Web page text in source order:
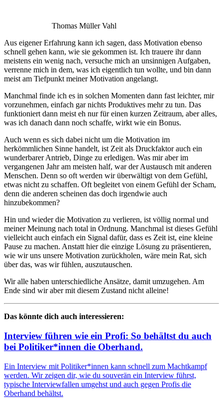
Thomas Müller Vahl
Aus eigener Erfahrung kann ich sagen, dass Motivation ebenso
schnell gehen kann, wie sie gekommen ist. Ich trauere ihr dann
meistens ein wenig nach, versuche mich an unsinnigen Aufgaben,
verrenne mich in dem, was ich eigentlich tun wollte, und bin dann
meist am Tiefpunkt meiner Motivation angelangt.
Manchmal finde ich es in solchen Momenten dann fast leichter, mir
vorzunehmen, einfach gar nichts Produktives mehr zu tun. Das
funktioniert dann meist eh nur für einen kurzen Zeitraum, aber alles,
was ich danach dann noch schaffe, wirkt wie ein Bonus.
Auch wenn es sich dabei nicht um die Motivation im
herkömmlichen Sinne handelt, ist Zeit als Druckfaktor auch ein
wunderbarer Antrieb, Dinge zu erledigen. Was mir aber im
vergangenen Jahr am meisten half, war der Austausch mit anderen
Menschen. Denn so oft werden wir überwältigt von dem Gefühl,
etwas nicht zu schaffen. Oft begleitet von einem Gefühl der Scham,
denn die anderen scheinen das doch irgendwie auch
hinzubekommen?
Hin und wieder die Motivation zu verlieren, ist völlig normal und
meiner Meinung nach total in Ordnung. Manchmal ist dieses Gefühl
vielleicht auch einfach ein Signal dafür, dass es Zeit ist, eine kleine
Pause zu machen. Anstatt hier die einzige Lösung zu präsentieren,
wie wir uns unsere Motivation zurückholen, wäre mein Rat, sich
über das, was wir fühlen, auszutauschen.
Wir alle haben unterschiedliche Ansätze, damit umzugehen. Am
Ende sind wir aber mit diesem Zustand nicht alleine!
Das könnte dich auch interessieren:
Interview führen wie ein Profi: So behältst du auch
bei Politiker*innen die Oberhand.
Ein Interview mit Politiker*innen kann schnell zum Machtkampf
werden. Wir zeigen dir, wie du souverän ein Interview führst,
typische Interviewfallen umgehst und auch gegen Profis die
Oberhand behältst.